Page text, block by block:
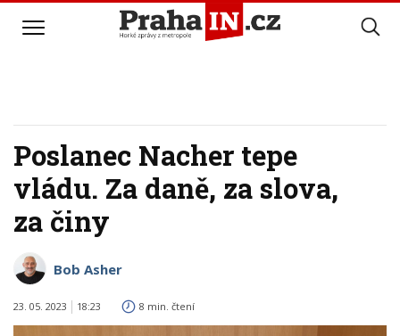
Poslanec Nacher tepe
vládu. Za daně, za slova,
za činy
Bob Asher
23. 05. 2023 18:23 8 min. čtení